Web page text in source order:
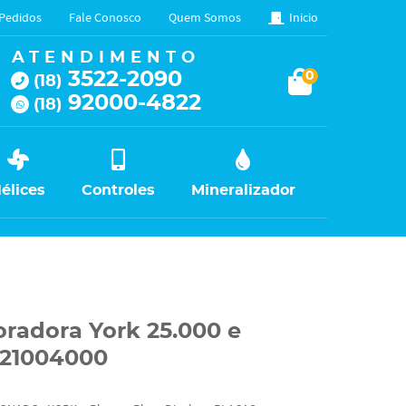
Fale Conosco Quem Somos Inicio
ATENDIMENTO
(18) 3522-2090
(18) 92000-4822
0
Controles Mineralizador
York 25.000 e